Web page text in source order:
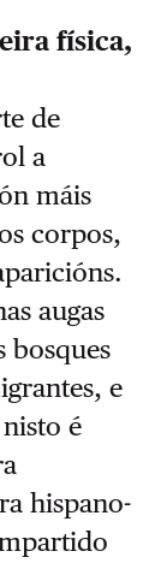
física,
de
a
máis
corpos,
augas
bosques
e
é
hispano-